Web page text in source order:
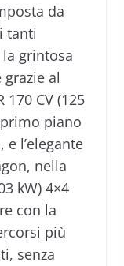
da
tanti
grintosa
grazie al
CV (125
piano
e l’elegante
nella
kW) 4×4
con la
più
senza